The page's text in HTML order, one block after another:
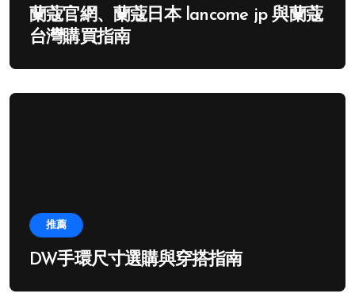
蘭蔻官網、蘭蔻日本 lancome jp 與蘭蔻
台灣購買指南
推薦
DW手環尺寸選購與穿搭指南